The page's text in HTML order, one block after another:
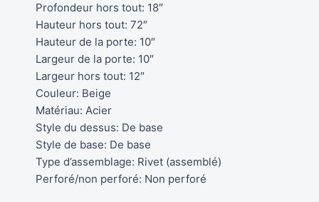
Profondeur hors tout: 18″
Hauteur hors tout: 72″
Hauteur de la porte: 10″
Largeur de la porte: 10″
Largeur hors tout: 12″
Couleur: Beige
Matériau: Acier
Style du dessus: De base
Style de base: De base
Type d’assemblage: Rivet (assemblé)
Perforé/non perforé: Non perforé